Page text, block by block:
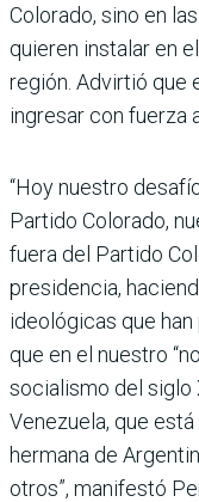
Colorado, sino en
quieren instalar en
región. Advirtió que
ingresar con fuerza
“Hoy nuestro
Partido Colorado,
fuera del Partido
presidencia,
ideológicas que
que en el nuestro
socialismo del siglo
Venezuela, que
hermana de
otros”, manifestó